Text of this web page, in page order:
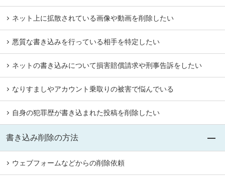
ネット上に拡散されている画像や動画を削除したい
悪質な書き込みを行っている相手を特定したい
ネットの書き込みについて損害賠償請求や刑事告訴をしたい
なりすましやアカウント乗取りの被害で悩んでいる
自身の犯罪歴が書き込まれた投稿を削除したい
書き込み削除の方法
ウェブフォームなどからの削除依頼